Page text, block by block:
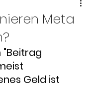
Meta
Geld ist